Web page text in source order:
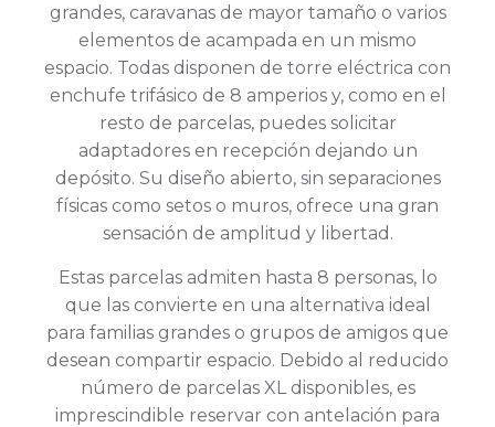
grandes, caravanas de mayor tamaño o varios
elementos de acampada en un mismo
espacio. Todas disponen de torre eléctrica con
enchufe trifásico de 8 amperios y, como en el
resto de parcelas, puedes solicitar
adaptadores en recepción dejando un
depósito. Su diseño abierto, sin separaciones
físicas como setos o muros, ofrece una gran
sensación de amplitud y libertad.
Estas parcelas admiten hasta 8 personas, lo
que las convierte en una alternativa ideal
para familias grandes o grupos de amigos que
desean compartir espacio. Debido al reducido
número de parcelas XL disponibles, es
imprescindible reservar con antelación para